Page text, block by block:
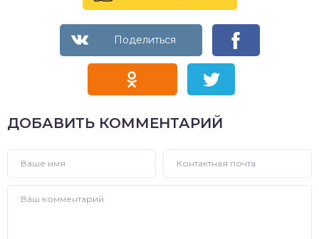
ДОБАВИТЬ КОММЕНТАРИЙ